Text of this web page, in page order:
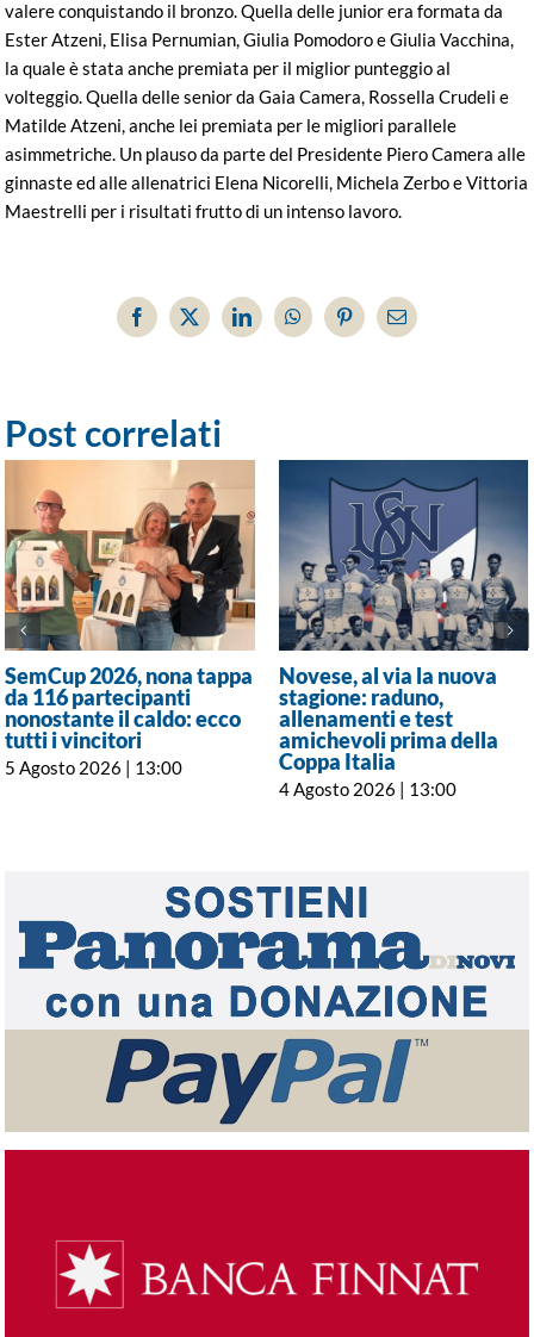
valere conquistando il bronzo. Quella delle junior era formata da
Ester Atzeni, Elisa Pernumian, Giulia Pomodoro e Giulia Vacchina,
la quale è stata anche premiata per il miglior punteggio al
volteggio. Quella delle senior da Gaia Camera, Rossella Crudeli e
Matilde Atzeni, anche lei premiata per le migliori parallele
asimmetriche. Un plauso da parte del Presidente Piero Camera alle
ginnaste ed alle allenatrici Elena Nicorelli, Michela Zerbo e Vittoria
Maestrelli per i risultati frutto di un intenso lavoro.
Facebook
X LinkedInWhatsAppPinterestEmail
Post correlati
SemCup 2026, nona tappa
da 116 partecipanti
nonostante il caldo: ecco
tutti i vincitori
5 Agosto 2026 | 13:00
Novese, al via la nuova
stagione: raduno,
allenamenti e test
amichevoli prima della
Coppa Italia
4 Agosto 2026 | 13:00